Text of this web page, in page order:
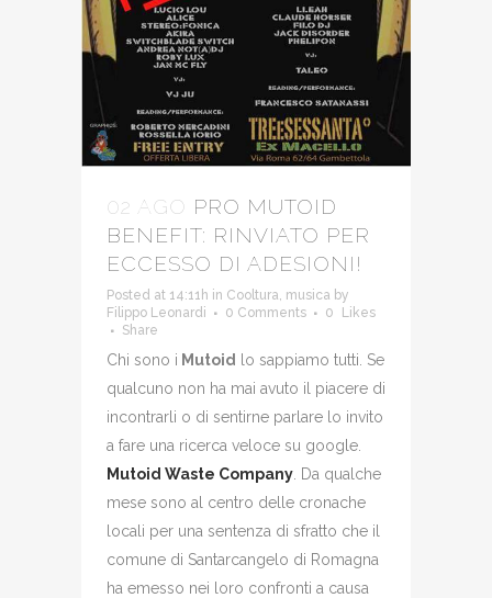
02 AGO PRO MUTOID
BENEFIT: RINVIATO PER
ECCESSO DI ADESIONI!
Posted at 14:11h in Cooltura, musica by
Filippo Leonardi
0 Comments 0
Likes
Share
Chi sono i Mutoid
lo sappiamo tutti. Se
qualcuno non ha mai avuto il piacere di
incontrarli o di sentirne parlare lo invito
a fare una ricerca veloce su google.
Mutoid Waste Company . Da qualche
mese sono al centro delle cronache
locali per una sentenza di sfratto che il
comune di Santarcangelo di Romagna
ha emesso nei loro confronti a causa